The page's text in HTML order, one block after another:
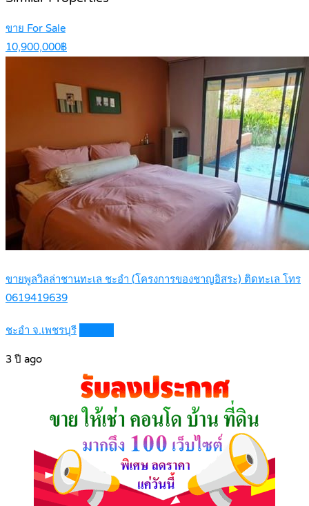
ขาย For Sale
10,900,000฿
ขายพูลวิลล่าชานทะเล ชะอำ (โครงการของชาญอิสระ) ติดทะเล โทร
0619419639
ชะอำ จ.เพชรบุรี
3 ปี ago